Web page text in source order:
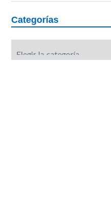
Categorías